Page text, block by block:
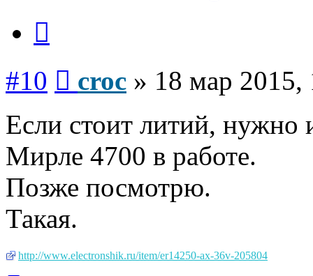
#10 croc » 18 мар 2015,
Если стоит литий, нужно
Мирле 4700 в работе.
Позже посмотрю.
Такая.
http://www.electronshik.ru/item/er14250-ax-36v-205804